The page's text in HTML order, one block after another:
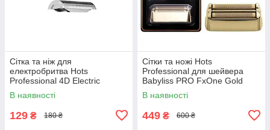
Сітка та ніж для
електробритва Hots
Professional 4D Electric
Shaver LK-1900 (LK-1900-
001)
В наявності
129 ₴ 180 ₴
Сітки та ножі Hots
Professional для шейвера
Babyliss PRO FxOne Gold
FX79FSGE (HP-FX79RF2GE)
В наявності
449 ₴ 600 ₴